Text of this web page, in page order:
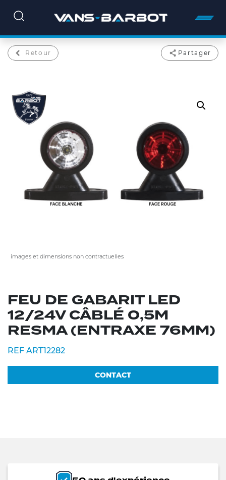
images et dimensions non contractuelles
FEU DE GABARIT LED
12/24V CÂBLÉ 0,5M
RESMA (ENTRAXE 76MM)
REF ART12282
CONTACT
Retour Partager